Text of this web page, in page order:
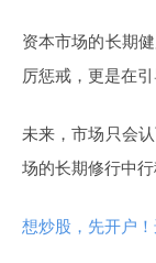
资本市场的长期
厉惩戒，更是在
未来，市场只会
场的长期修行中行
想炒股，先开户